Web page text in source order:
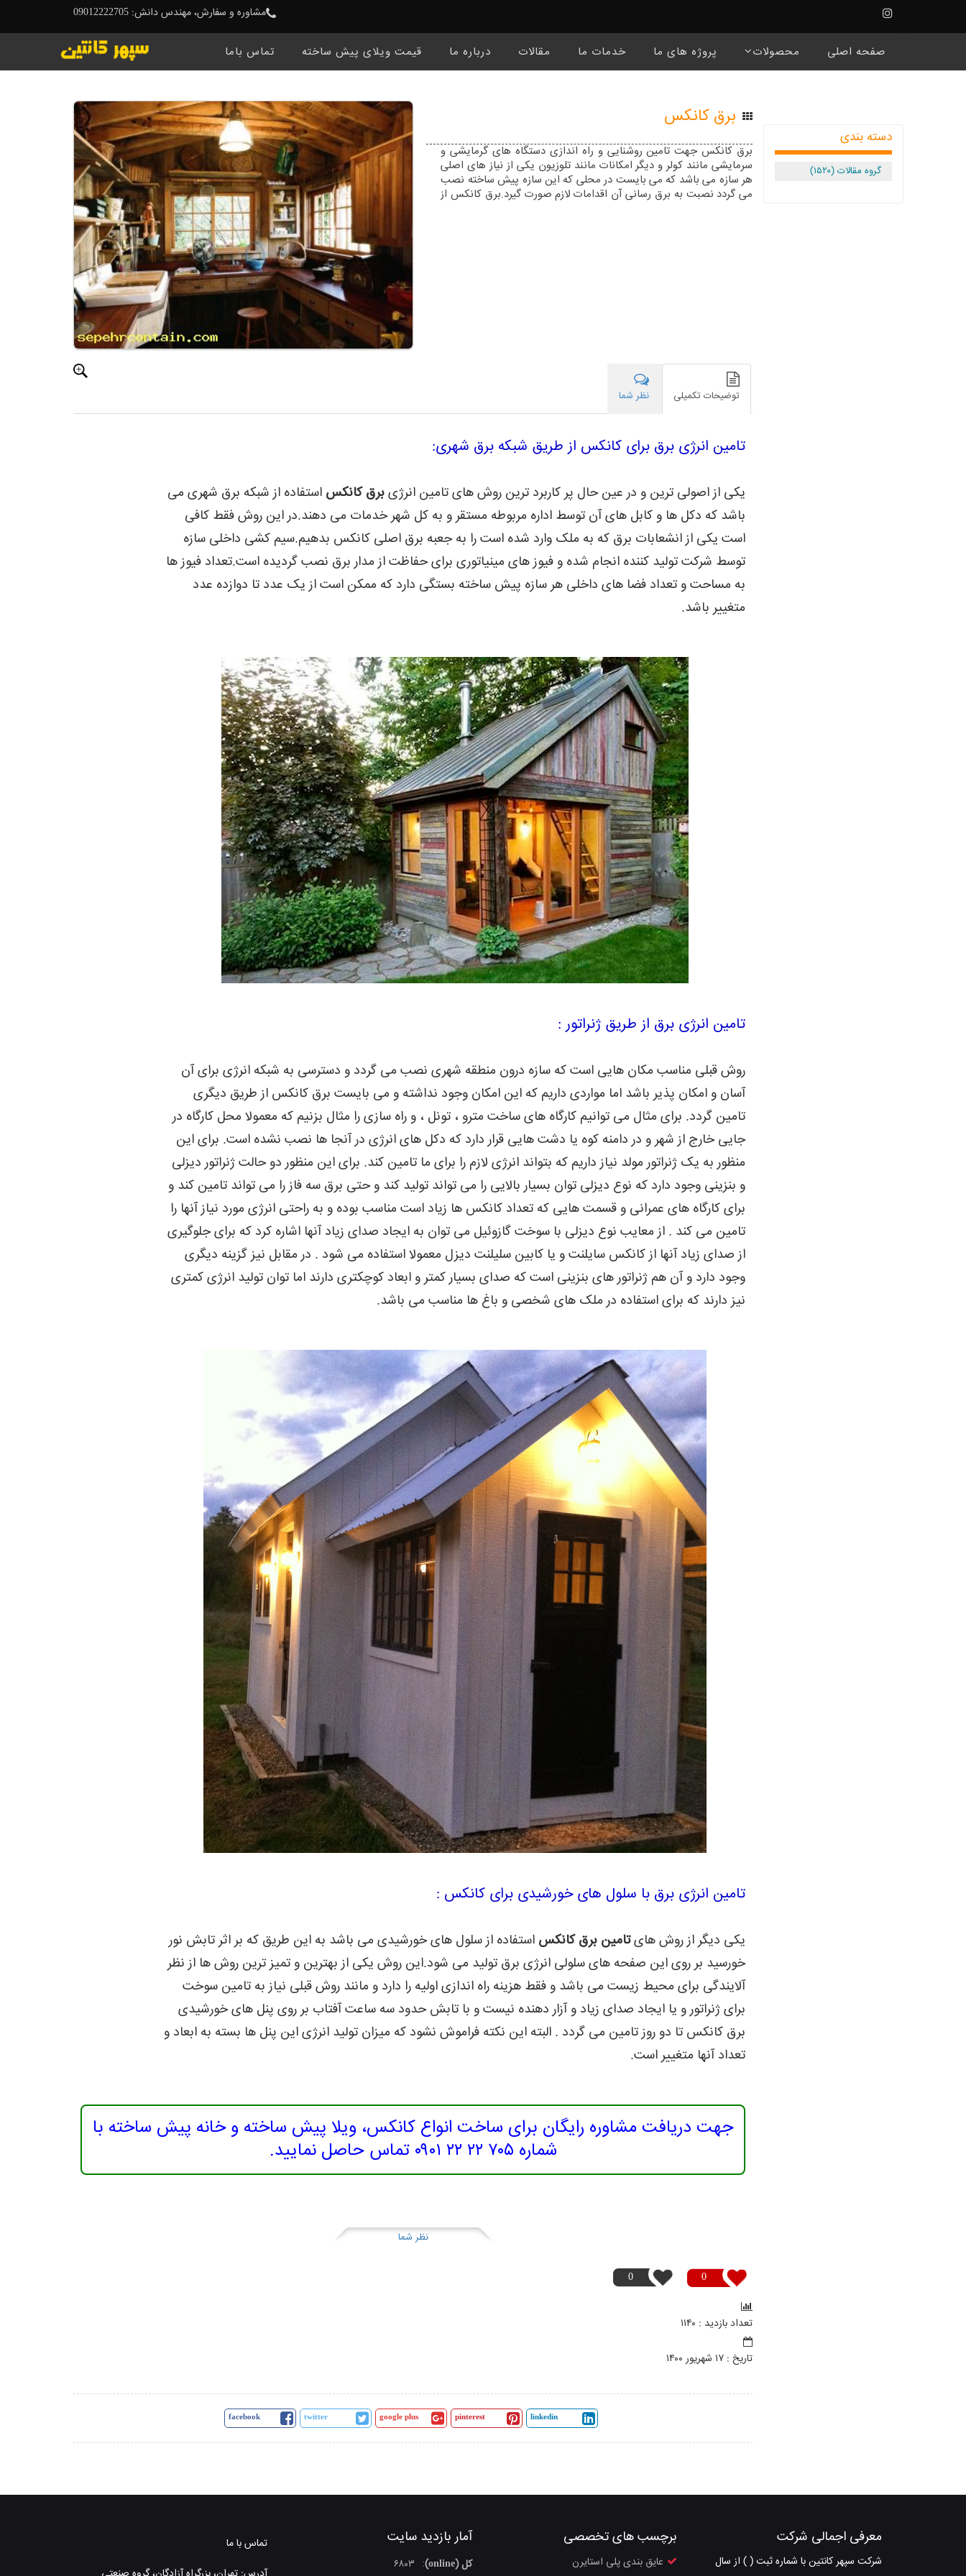
مشاوره و سفارش، مهندس دانش: 09012222705
صفحه اصلی محصولات پروژه های ما خدمات ما مقالات درباره ما قیمت ویلای پیش ساخته تماس باما
دسته بندی
گروه مقالات (۱۵۲۰)
برق کانکس
برق کانکس جهت تامین روشنایی و راه اندازی دستگاه های گرمایشی و
سرمایشی مانند کولر و دیگر امکانات مانند تلوزیون یکی از نیاز های اصلی
هر سازه می باشد که می بایست در محلی که این سازه پیش ساخته نصب
می گردد نصبت به برق رسانی آن اقدامات لازم صورت گیرد.برق کانکس از
توضیحات تکمیلی نظر شما
تامین انرژی برق برای کانکس از طریق شبکه برق شهری:
یکی از اصولی ترین و در عین حال پر کاربرد ترین روش های تامین انرژیبرق کانکس استفاده از شبکه برق شهری می
باشد که دکل ها و کابل های آن توسط اداره مربوطه مستقر و به کل شهر خدمات می دهند.در این روش فقط کافی
است یکی از انشعابات برق که به ملک وارد شده است را به جعبه برق اصلی کانکس بدهیم.سیم کشی داخلی سازه
توسط شرکت تولید کننده انجام شده و فیوز های مینیاتوری برای حفاظت از مدار برق نصب گردیده است.تعداد فیوز ها
به مساحت و تعداد فضا های داخلی هر سازه پیش ساخته بستگی دارد که ممکن است از یک عدد تا دوازده عدد
متغییر باشد.
تامین انرژی برق از طریق ژنراتور :
روش قبلی مناسب مکان هایی است که سازه درون منطقه شهری نصب می گردد و دسترسی به شبکه انرژی برای آن
آسان و امکان پذیر باشد اما مواردی داریم که این امکان وجود نداشته و می بایست برق کانکس از طریق دیگری
تامین گردد. برای مثال می توانیم کارگاه های ساخت مترو ، تونل ، و راه سازی را مثال بزنیم که معمولا محل کارگاه در
جایی خارج از شهر و در دامنه کوه یا دشت هایی قرار دارد که دکل های انرژی در آنجا ها نصب نشده است. برای این
منظور به یک ژنراتور مولد نیاز داریم که بتواند انرژی لازم را برای ما تامین کند. برای این منظور دو حالت ژنراتور دیزلی
و بنزینی وجود دارد که نوع دیزلی توان بسیار بالایی را می تواند تولید کند و حتی برق سه فاز را می تواند تامین کند و
برای کارگاه های عمرانی و قسمت هایی که تعداد کانکس ها زیاد است مناسب بوده و به راحتی انرژی مورد نیاز آنها را
تامین می کند . از معایب نوع دیزلی با سوخت گازوئیل می توان به ایجاد صدای زیاد آنها اشاره کرد که برای جلوگیری
از صدای زیاد آنها از کانکس سایلنت و یا کابین سلیلنت دیزل معمولا استفاده می شود . در مقابل نیز گزینه دیگری
وجود دارد و آن هم ژنراتور های بنزینی است که صدای بسیار کمتر و ابعاد کوچکتری دارند اما توان تولید انرژی کمتری
نیز دارند که برای استفاده در ملک های شخصی و باغ ها مناسب می باشد.
تامین انرژی برق با سلول های خورشیدی برای کانکس :
یکی دیگر از روش هایتامین برق کانکس استفاده از سلول های خورشیدی می باشد به این طریق که بر اثر تابش نور
خورسید بر روی این صفحه های سلولی انرژی برق تولید می شود.این روش یکی از بهترین و تمیز ترین روش ها از نظر
آلایندگی برای محیط زیست می باشد و فقط هزینه راه اندازی اولیه را دارد و مانند روش قبلی نیاز به تامین سوخت
برای ژنراتور و یا ایجاد صدای زیاد و آزار دهنده نیست و با تابش حدود سه ساعت آفتاب بر روی پنل های خورشیدی
برق کانکس تا دو روز تامین می گردد . البته این نکته فراموش نشود که میزان تولید انرژی این پنل ها بسته به ابعاد و
تعداد آنها متغییر است.
جهت دریافت مشاوره رایگان برای ساخت انواع کانکس، ویلا پیش ساخته و خانه پیش ساخته با
شماره ۷۰۵ ۲۲ ۲۲ ۰۹۰۱ تماس حاصل نمایید.
نظر شما
0
0
تعداد بازدید : ۱۱۴۰
تاريخ : ۱۷ شهريور ۱۴۰۰
facebook twitter google plus pinterest linkedin
معرفی اجمالی شرکت
شرکت سپهر کانتین با شماره ثبت ( ) از سال
برچسب های تخصصی
عایق بندی پلی استایرن
آمار بازدید سایت
کل (online) : ۶۸۰۳
تماس با ما